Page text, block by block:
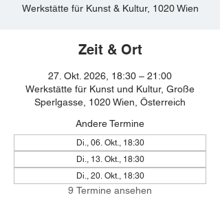
Werkstätte für Kunst & Kultur, 1020 Wien
Zeit & Ort
27. Okt. 2026, 18:30 – 21:00
Werkstätte für Kunst und Kultur, Große
Sperlgasse, 1020 Wien, Österreich
Andere Termine
Di., 06. Okt., 18:30
Di., 13. Okt., 18:30
Di., 20. Okt., 18:30
9 Termine ansehen